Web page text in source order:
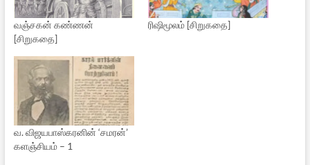
வஞ்சகன் கண்ணன்
[சிறுகதை]
ரிஷிமூலம் [சிறுகதை]
வ. விஜயபாஸ்கரனின் ‘சமரன்’
களஞ்சியம் – 1